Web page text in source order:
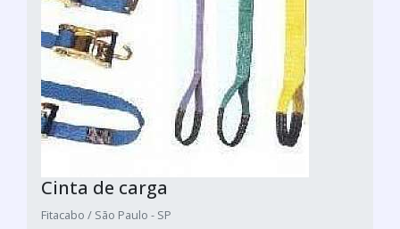
Cinta de carga
Fitacabo / São Paulo - SP